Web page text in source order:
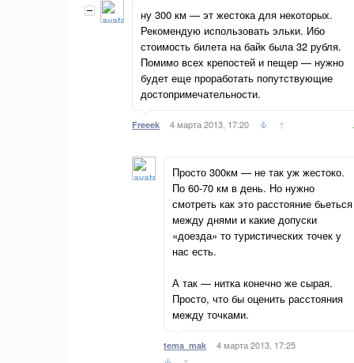
ну 300 км — эт жестока для некоторых.
Рекомендую использовать эльки. Ибо
стоимость билета на байк была 32 рубля.
Помимо всех крепостей и пещер — нужно
будет еще проработать попутствующие
достопримечательности.
Freeek 4 марта 2013, 17:20 ↑
Просто 300км — не так уж жестоко.
По 60-70 км в день. Но нужно
смотреть как это расстояние бьеться
между днями и какие допуски
«доезда» то туристических точек у
нас есть.
А так — нитка конечно же сырая.
Просто, что бы оценить расстояния
между точками.
tema_mak
4 марта 2013, 17:25